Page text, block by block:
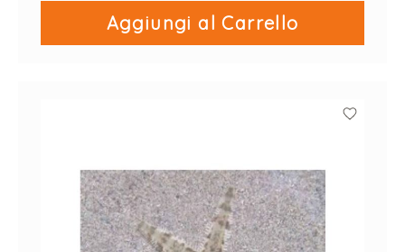
Aggiungi al Carrello